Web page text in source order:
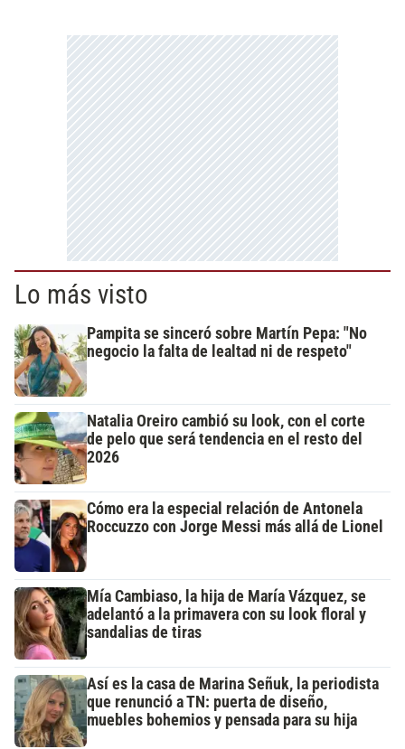
Lo más visto
Pampita se sinceró sobre Martín Pepa: "No
negocio la falta de lealtad ni de respeto"
Natalia Oreiro cambió su look, con el corte
de pelo que será tendencia en el resto del
2026
Cómo era la especial relación de Antonela
Roccuzzo con Jorge Messi más allá de Lionel
Mía Cambiaso, la hija de María Vázquez, se
adelantó a la primavera con su look floral y
sandalias de tiras
Así es la casa de Marina Señuk, la periodista
que renunció a TN: puerta de diseño,
muebles bohemios y pensada para su hija